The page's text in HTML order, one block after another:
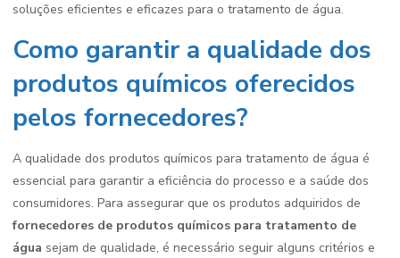
soluções eficientes e eficazes para o tratamento de água.
Como garantir a qualidade dos
produtos químicos oferecidos
pelos fornecedores?
A qualidade dos produtos químicos para tratamento de água é
essencial para garantir a eficiência do processo e a saúde dos
consumidores. Para assegurar que os produtos adquiridos de
fornecedores de produtos químicos para tratamento de
água sejam de qualidade, é necessário seguir alguns critérios e